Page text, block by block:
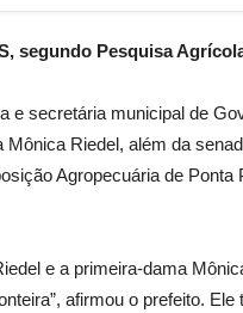
segundo Pesquisa
e secretária municipal de
Riedel, além da
Agropecuária de
e a primeira-dama
afirmou o prefeito.